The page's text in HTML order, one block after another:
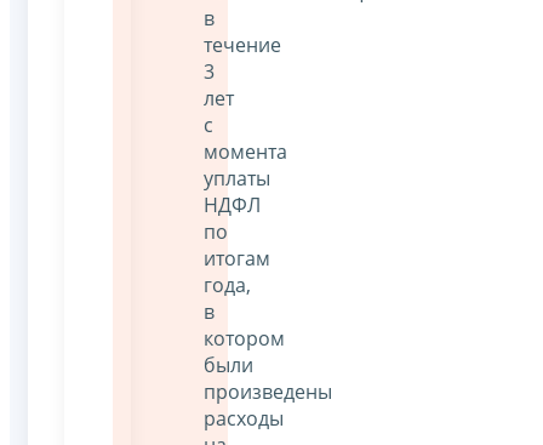
в
течение
3
лет
с
момента
уплаты
НДФЛ
по
итогам
года,
в
котором
были
произведены
расходы